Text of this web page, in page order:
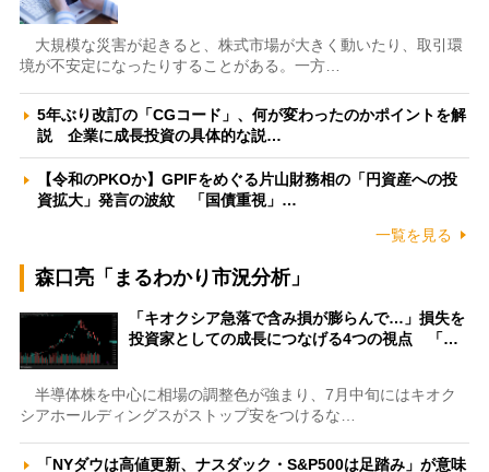
大規模な災害が起きると、株式市場が大きく動いたり、取引環
境が不安定になったりすることがある。一方…
5年ぶり改訂の「CGコード」、何が変わったのかポイントを解
説 企業に成長投資の具体的な説…
【令和のPKOか】GPIFをめぐる片山財務相の「円資産への投
資拡大」発言の波紋 「国債重視」…
一覧を見る
森口亮「まるわかり市況分析」
「キオクシア急落で含み損が膨らんで…」損失を
投資家としての成長につなげる4つの視点 「…
半導体株を中心に相場の調整色が強まり、7月中旬にはキオク
シアホールディングスがストップ安をつけるな…
「NYダウは高値更新、ナスダック・S&P500は足踏み」が意味